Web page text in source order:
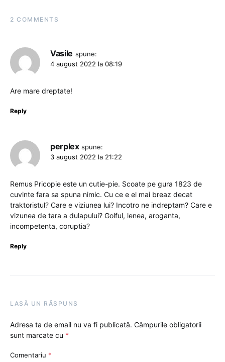
2 COMMENTS
Vasile spune:
4 august 2022 la 08:19
Are mare dreptate!
Reply
perplex spune:
3 august 2022 la 21:22
Remus Pricopie este un cutie-pie. Scoate pe gura 1823 de
cuvinte fara sa spuna nimic. Cu ce e el mai breaz decat
traktoristul? Care e viziunea lui? Incotro ne indreptam? Care e
vizunea de tara a dulapului? Golful, lenea, aroganta,
incompetenta, coruptia?
Reply
LASĂ UN RĂSPUNS
Adresa ta de email nu va fi publicată. Câmpurile obligatorii
sunt marcate cu *
Comentariu *